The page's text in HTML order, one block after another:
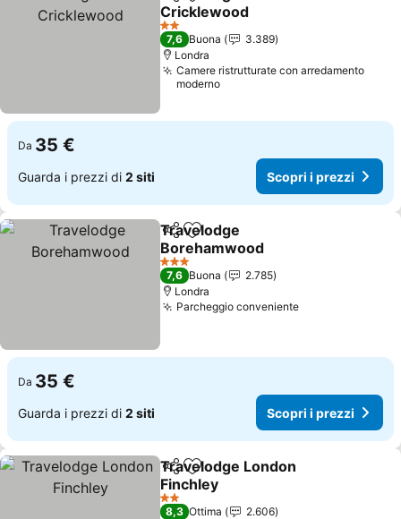
Cricklewood
Scopri i prezzi
2 Stelle
7,6 Buona
3.389
Londra
Camere ristrutturate con arredamento
moderno
Da 35 €
Guarda i prezzi di 2 siti Scopri i prezzi
CondividiAggiungi ai preferiti
Travelodge
Borehamwood
Scopri i prezzi
3 Stelle
7,6 Buona
2.785
Londra
Parcheggio convenienteScopri i prezzi
Da 35 €
Guarda i prezzi di 2 siti Scopri i prezzi
CondividiAggiungi ai preferiti
Travelodge London
Finchley
Scopri i prezzi
2 Stelle
8,3 Ottima
2.606